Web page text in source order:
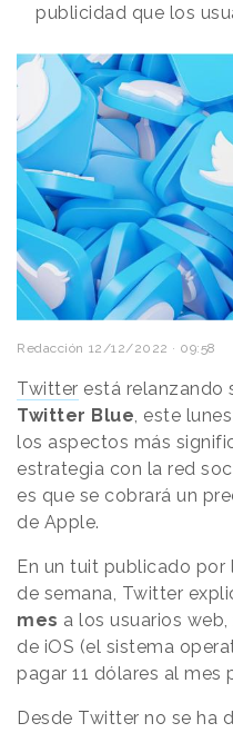
publicidad que los
Redacción 12/12/2022 · 09:58
Twitter está relanzando
Twitter Blue, este
los aspectos más
estrategia con la red
es que se cobrará un
de Apple.
En un tuit publicado
de semana, Twitter
mes a los usuarios
de iOS (el sistema
pagar 11 dólares al mes
Desde Twitter no se ha